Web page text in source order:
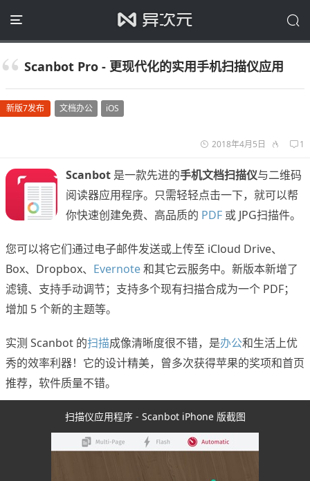
Scanbot Pro - 更现代化的实用手机扫描仪应用
新版7发布 文档办公 iOS
2018年4月5日 1
Scanbot 是一款先进的手机文档扫描仪与二维码
阅读器应用程序。只需轻轻点击一下，就可以帮
你快速创建免费、高品质的 PDF 或 JPG扫描件。
您可以将它们通过电子邮件发送或上传至 iCloud Drive、
Box、Dropbox、 Evernote和其它云服务中。新版本新增了
滤镜、支持手动调节；支持多个现有扫描合成为一个 PDF；
增加 5 个新的主题等。
实测 Scanbot 的扫描成像清晰度很不错，是办公和生活上优
秀的效率利器！它的设计精美，曾多次获得苹果的奖项和首页
推荐，软件质量不错。
扫描仪应用程序 - Scanbot iPhone 版截图